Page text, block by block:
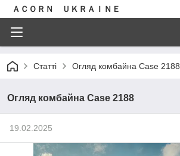
ＡＣＯＲＮ ＵＫＲＡＩＮＥ
Статті Огляд комбайна Case 2188
Огляд комбайна Case 2188
19.02.2025